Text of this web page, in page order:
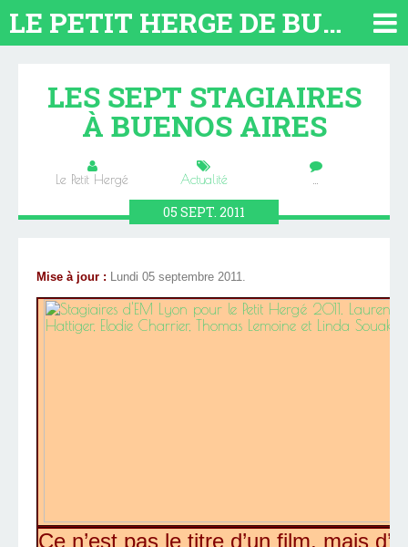
LE PETIT HERGE DE BUENOS AIRES 2026. TOUT SUR L'ARGENTINE
LES SEPT STAGIAIRES
À BUENOS AIRES
Le Petit Hergé Actualité …
05 SEPT. 2011
Mise à jour : Lundi 05 septembre 2011.
Ce n’est pas le titre d’un film, mais